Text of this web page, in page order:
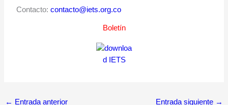
Contacto:contacto@iets.org.co
Boletín
← Entrada anterior Entrada siguiente →